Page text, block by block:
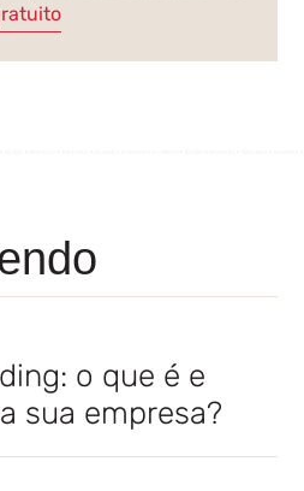
o que é e
sua empresa?